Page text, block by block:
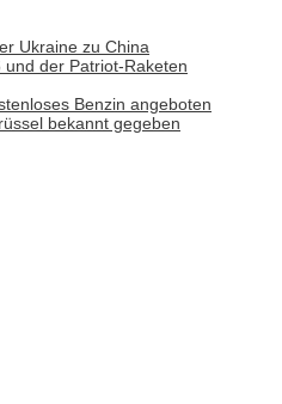
Ukraine zu China
der Patriot-Raketen
Benzin angeboten
bekannt gegeben